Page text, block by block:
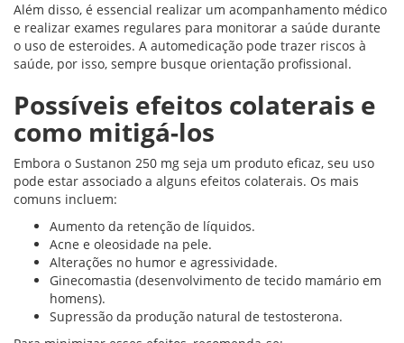
Além disso, é essencial realizar um acompanhamento médico
e realizar exames regulares para monitorar a saúde durante
o uso de esteroides. A automedicação pode trazer riscos à
saúde, por isso, sempre busque orientação profissional.
Possíveis efeitos colaterais e
como mitigá-los
Embora o Sustanon 250 mg seja um produto eficaz, seu uso
pode estar associado a alguns efeitos colaterais. Os mais
comuns incluem:
Aumento da retenção de líquidos.
Acne e oleosidade na pele.
Alterações no humor e agressividade.
Ginecomastia (desenvolvimento de tecido mamário em
homens).
Supressão da produção natural de testosterona.